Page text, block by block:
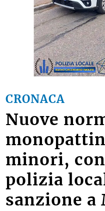
CRONACA
Nuove
minori,
polizia
sanzione a